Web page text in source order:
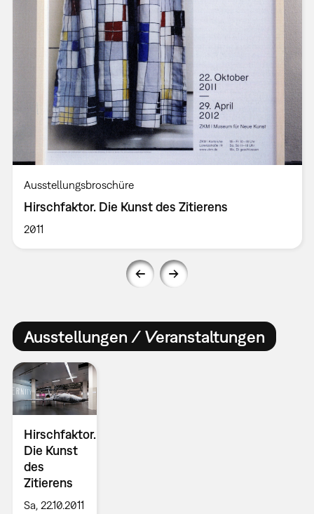
Ausstellungsbroschüre
Hirschfaktor. Die Kunst des Zitierens
2011
Ausstellungen / Veranstaltungen
Hirschfaktor.
Die Kunst
des
Zitierens
Sa, 22.10.2011